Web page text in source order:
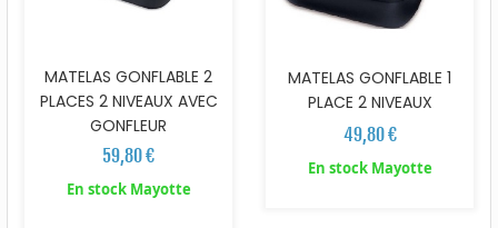
MATELAS GONFLABLE 2
PLACES 2 NIVEAUX AVEC
GONFLEUR
59,80 €
En stock Mayotte
MATELAS GONFLABLE 1
PLACE 2 NIVEAUX
49,80 €
En stock Mayotte